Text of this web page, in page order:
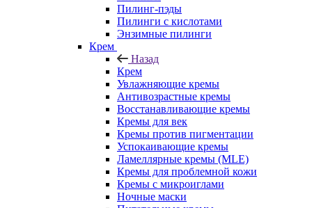
Пилинг-пэды
Пилинги с кислотами
Энзимные пилинги
Крем
Назад
Крем
Увлажняющие кремы
Антивозрастные кремы
Восстанавливающие кремы
Кремы для век
Кремы против пигментации
Успокаивающие кремы
Ламеллярные кремы (MLE)
Кремы для проблемной кожи
Кремы с микроиглами
Ночные маски